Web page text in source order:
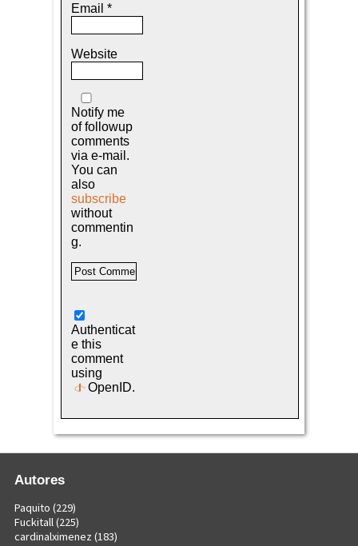
Email *
Website
Notify me
of followup
comments
via e-mail.
You can
also
subscribe
without
commentin
g.
Authenticat
e this
comment
using
OpenID.
Autores
Paquito (229)
Fuckitall(225)
cardinalximenez (183)